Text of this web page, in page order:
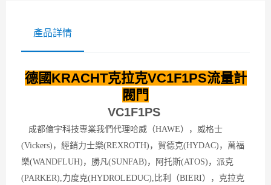
產品詳情
德國KRACHT克拉克VC1F1PS流量計
閥門
VC1F1PS
成都億宇科技專業我們代理哈威（HAWE），威格士
(Vickers)，經銷力士樂(REXROTH)，賀德克(HYDAC)，萬福
樂(WANDFLUH)，勝凡(SUNFAB)，阿托斯(ATOS)，派克
(PARKER),力度克(HYDROLEDUC),比利（BIERI），克拉克